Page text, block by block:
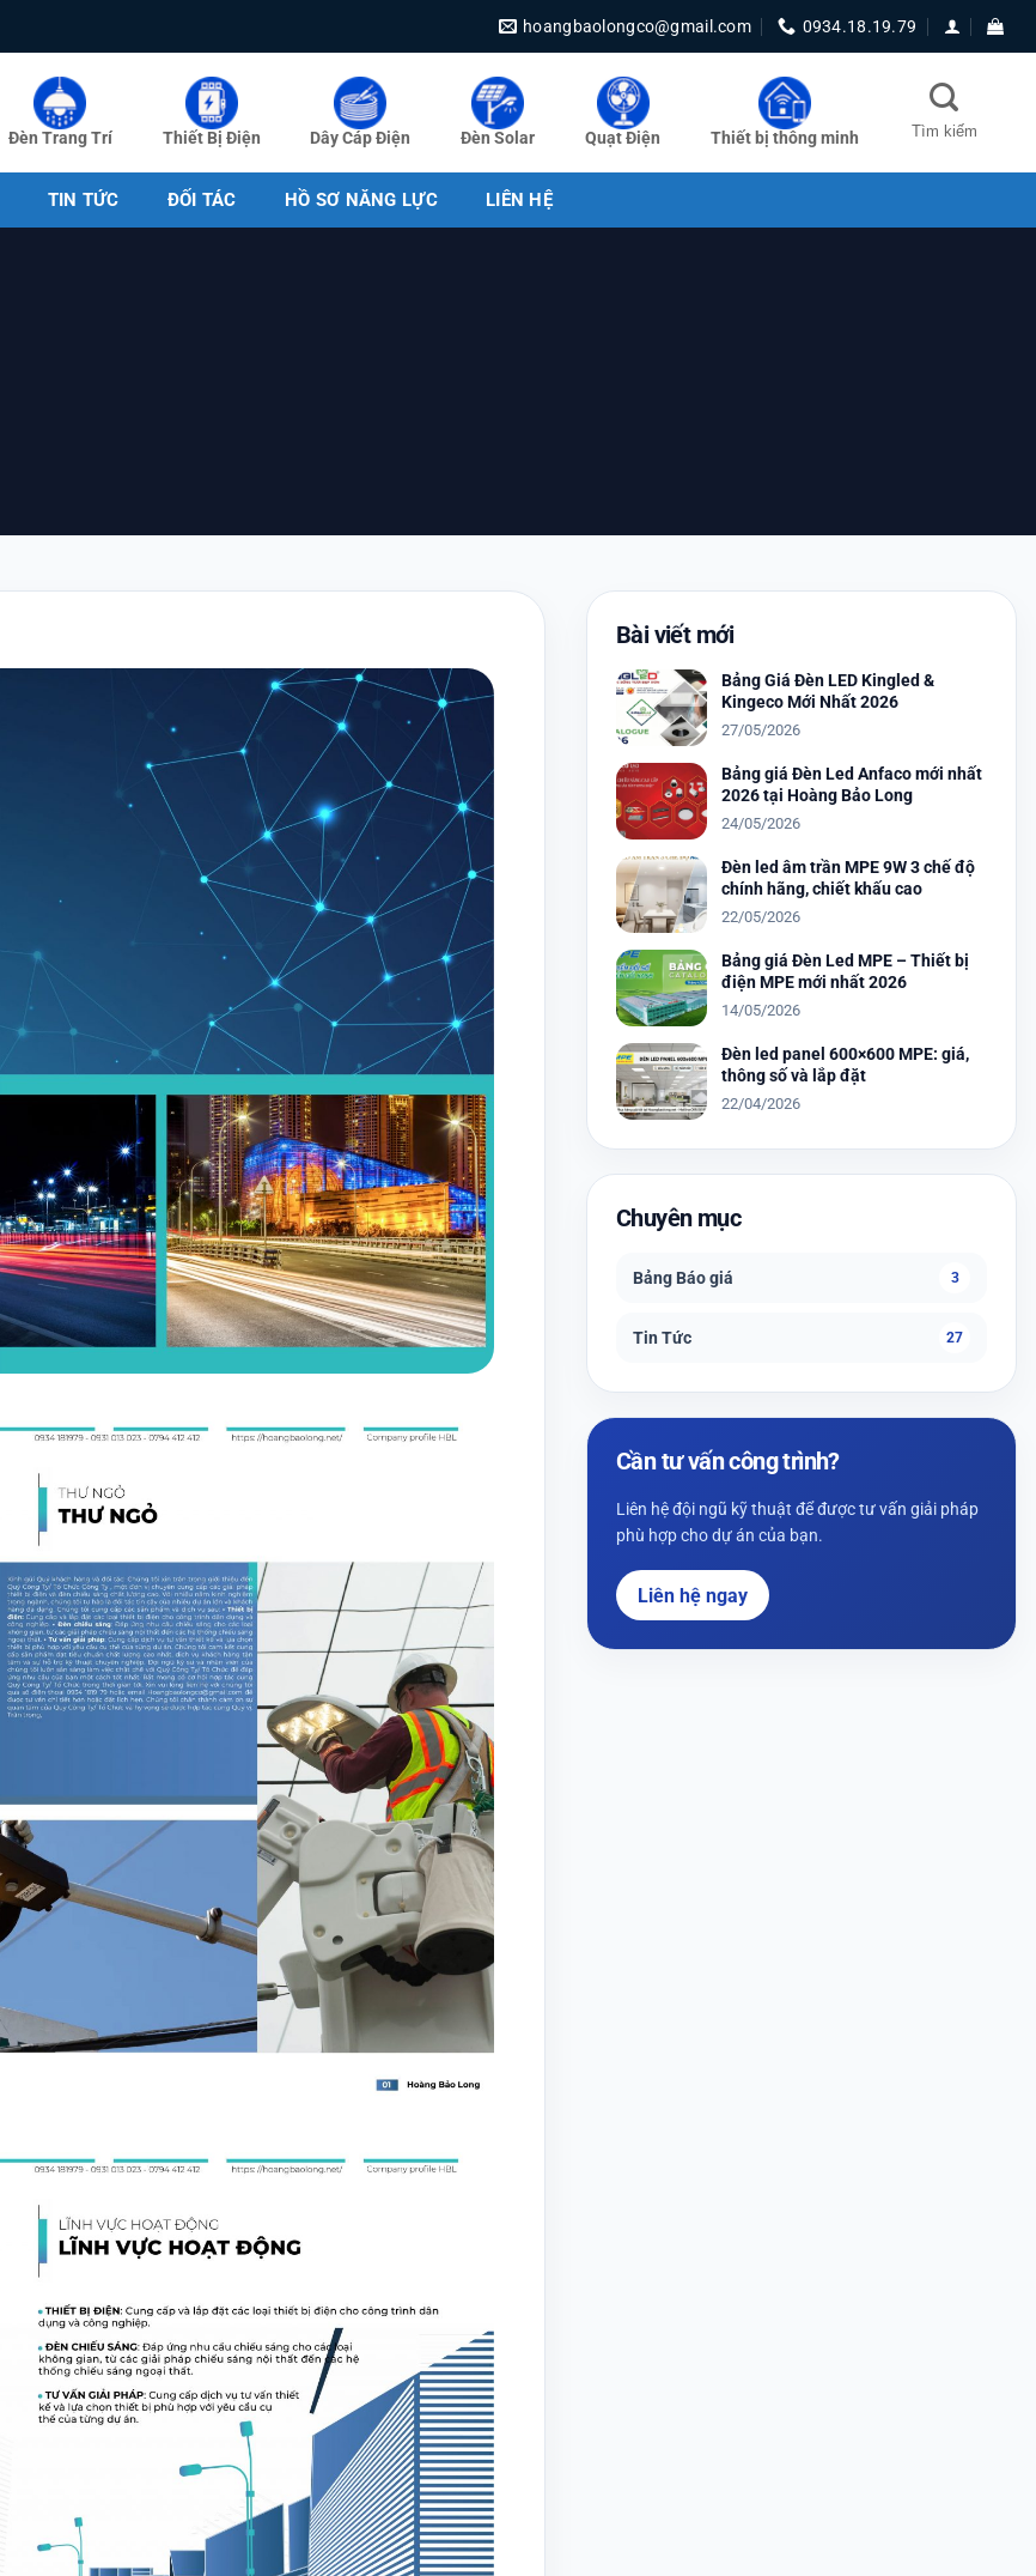
hoangbaolongco@gmail.com 0934.18.19.79
Đèn Trang Trí Thiết Bị Điện Dây Cáp Điện Đèn Solar Quạt Điện Thiết bị thông minh
TIN TỨC ĐỐI TÁC HỒ SƠ NĂNG LỰC LIÊN HỆ
Bài viết mới
Bảng Giá Đèn LED Kingled &
Kingeco Mới Nhất 2026
27/05/2026
Bảng giá Đèn Led Anfaco mới nhất
2026 tại Hoàng Bảo Long
24/05/2026
Đèn led âm trần MPE 9W 3 chế độ
chính hãng, chiết khấu cao
22/05/2026
Bảng giá Đèn Led MPE – Thiết bị
điện MPE mới nhất 2026
14/05/2026
Đèn led panel 600×600 MPE: giá,
thông số và lắp đặt
22/04/2026
Chuyên mục
Bảng Báo giá 3
Tin Tức 27
Cần tư vấn công trình?
Liên hệ đội ngũ kỹ thuật để được tư vấn giải pháp
phù hợp cho dự án của bạn.
Liên hệ ngay